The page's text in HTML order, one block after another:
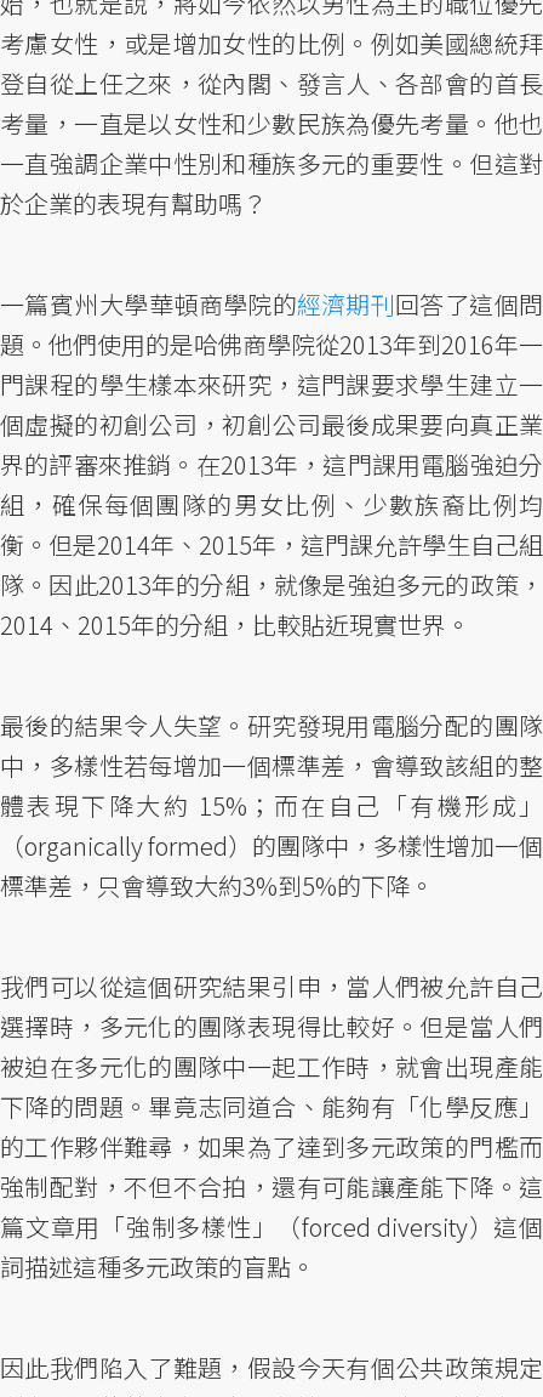
考慮女性，或是增加女性的比例。例如美國總統拜
登自從上任之來，從內閣、發言人、各部會的首長
考量，一直是以女性和少數民族為優先考量。他也
一直強調企業中性別和種族多元的重要性。但這對
於企業的表現有幫助嗎？
一篇賓州大學華頓商學院的經濟期刊回答了這個問
題。他們使用的是哈佛商學院從2013年到2016年一
門課程的學生樣本來研究，這門課要求學生建立一
個虛擬的初創公司，初創公司最後成果要向真正業
界的評審來推銷。在2013年，這門課用電腦強迫分
組，確保每個團隊的男女比例、少數族裔比例均
衡。但是2014年、2015年，這門課允許學生自己組
隊。因此2013年的分組，就像是強迫多元的政策，
2014、2015年的分組，比較貼近現實世界。
最後的結果令人失望。研究發現用電腦分配的團隊
中，多樣性若每增加一個標準差，會導致該組的整
體表現下降大約 15%；而在自己「有機形成」
（organically formed）的團隊中，多樣性增加一個
標準差，只會導致大約3%到5%的下降。
我們可以從這個研究結果引申，當人們被允許自己
選擇時，多元化的團隊表現得比較好。但是當人們
被迫在多元化的團隊中一起工作時，就會出現產能
下降的問題。畢竟志同道合、能夠有「化學反應」
的工作夥伴難尋，如果為了達到多元政策的門檻而
強制配對，不但不合拍，還有可能讓產能下降。這
篇文章用「強制多樣性」（forced diversity）這個
詞描述這種多元政策的盲點。
因此我們陷入了難題，假設今天有個公共政策規定